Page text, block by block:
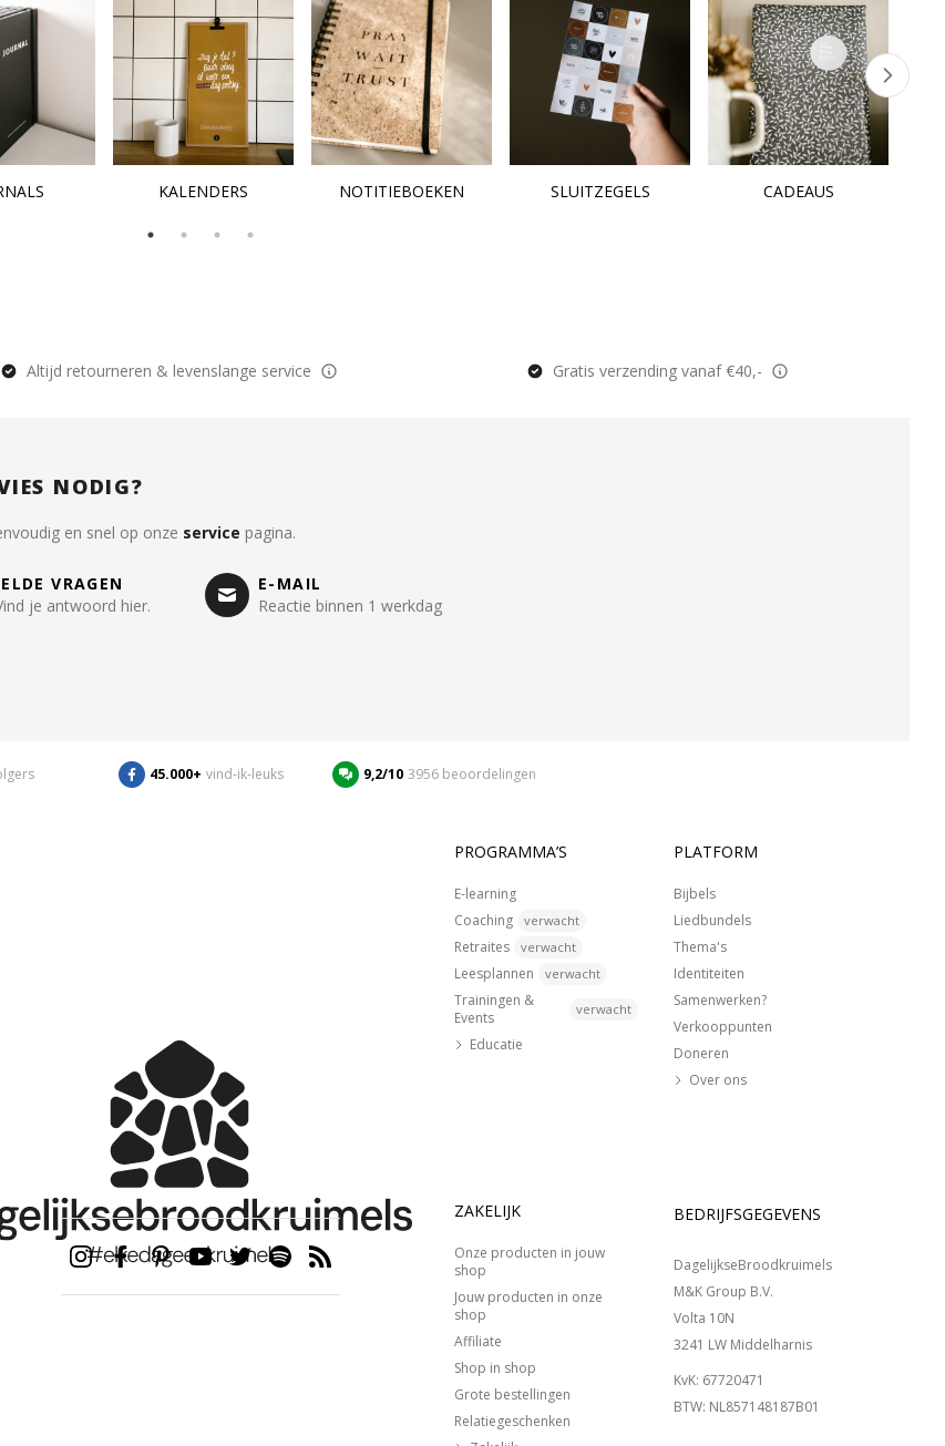
KALENDERS NOTITIEBOEKEN SLUITZEGELS CADEAUS
Altijd retourneren & levenslange service Gratis verzending vanaf €40,-
NODIG?
en snel op onze service pagina.
VRAGEN
je antwoord hier.
E-MAIL
Reactie binnen 1 werkdag
45.000+ vind-ik-leuks 9,2/10 3956 beoordelingen
PROGRAMMA’S
E-learning
Coaching
verwacht
Retraites verwacht
Leesplannen verwacht
Trainingen &
Events
verwacht
Educatie
PLATFORM
Bijbels
Liedbundels
Thema's
Identiteiten
Samenwerken?
Verkooppunten
Doneren
Over ons
ZAKELIJK
Onze producten in jouw
shop
Jouw producten in onze
shop
Affiliate
Shop in shop
Grote bestellingen
Relatiegeschenken
BEDRIJFSGEGEVENS
DagelijkseBroodkruimels
M&K Group B.V.
Volta 10N
3241 LW Middelharnis
KvK: 67720471
BTW: NL857148187B01